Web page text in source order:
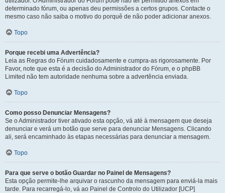
determinado fórum, ou apenas deu permissões a certos grupos. Contacte o
mesmo caso não saiba o motivo do porquê de não poder adicionar anexos.
Topo
Porque recebi uma Advertência?
Leia as Regras do Fórum cuidadosamente e cumpra-as rigorosamente. Por
Favor, note que esta é a decisão do Administrador do Fórum, e o phpBB
Limited não tem autoridade nenhuma sobre a advertência enviada.
Topo
Como posso Denunciar Mensagens?
Se o Administrador tiver ativado esta opção, vá até à mensagem que deseja
denunciar e verá um botão que serve para denunciar Mensagens. Clicando
ali, será encaminhado às etapas necessárias para denunciar a mensagem.
Topo
Para que serve o botão Guardar no Painel de Mensagens?
Esta opção permite-lhe arquivar o rascunho da mensagem para enviá-la mais
tarde. Para recarregá-lo, vá ao Painel de Controlo do Utilizador [UCP]